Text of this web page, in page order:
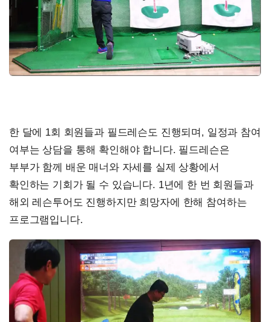
한 달에 1회 회원들과 필드레슨도 진행되며, 일정과 참여
여부는 상담을 통해 확인해야 합니다. 필드레슨은
부부가 함께 배운 매너와 자세를 실제 상황에서
확인하는 기회가 될 수 있습니다. 1년에 한 번 회원들과
해외 레슨투어도 진행하지만 희망자에 한해 참여하는
프로그램입니다.